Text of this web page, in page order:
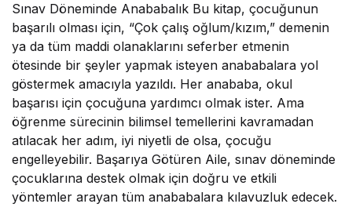
Sınav Döneminde Anababalık Bu kitap, çocuğunun
başarılı olması için, “Çok çalış oğlum/kızım,” demenin
ya da tüm maddi olanaklarını seferber etmenin
ötesinde bir şeyler yapmak isteyen anababalara yol
göstermek amacıyla yazıldı. Her anababa, okul
başarısı için çocuğuna yardımcı olmak ister. Ama
öğrenme sürecinin bilimsel temellerini kavramadan
atılacak her adım, iyi niyetli de olsa, çocuğu
engelleyebilir. Başarıya Götüren Aile, sınav döneminde
çocuklarına destek olmak için doğru ve etkili
yöntemler arayan tüm anababalara kılavuzluk edecek.